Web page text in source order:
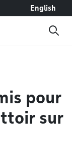
English
pour
sur